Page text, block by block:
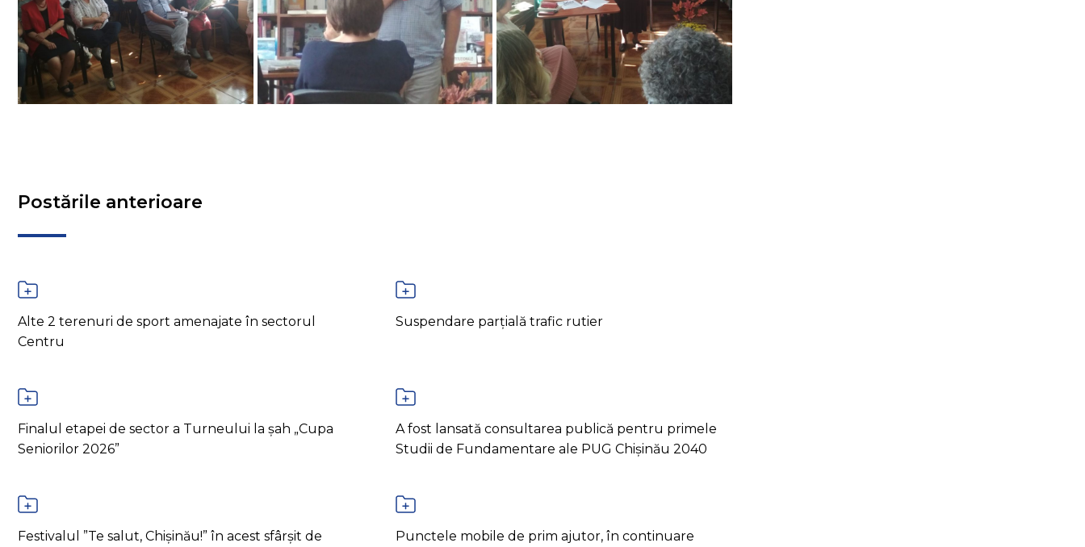
Postările anterioare
Alte 2 terenuri de sport amenajate în sectorul
Centru
Suspendare parțială trafic rutier
Finalul etapei de sector a Turneului la șah „Cupa
Seniorilor 2026”
A fost lansată consultarea publică pentru primele
Studii de Fundamentare ale PUG Chișinău 2040
Festivalul ”Te salut, Chișinău!” în acest sfârșit de
Punctele mobile de prim ajutor, în continuare